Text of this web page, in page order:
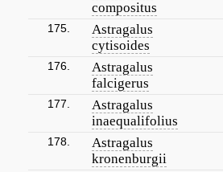
compositus
175.
Astragalus
cytisoides
176.
Astragalus
falcigerus
177.
Astragalus
inaequalifolius
178.
Astragalus
kronenburgii